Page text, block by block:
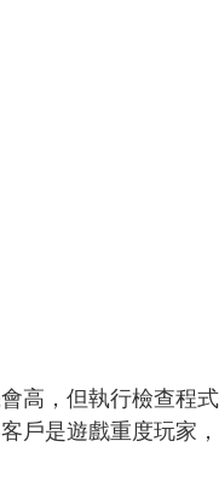
高，但執行檢查程
戶是遊戲重度玩家